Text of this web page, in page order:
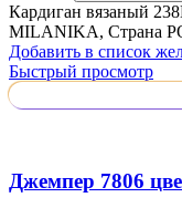
Кардиган вязаный
MILANIKA, Страна
Добавить в список
Быстрый просмотр
Джемпер 7806